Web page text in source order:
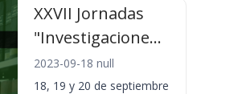
XXVII Jornadas
"Investigacione...
2023-09-18 null
18, 19 y 20 de septiembre